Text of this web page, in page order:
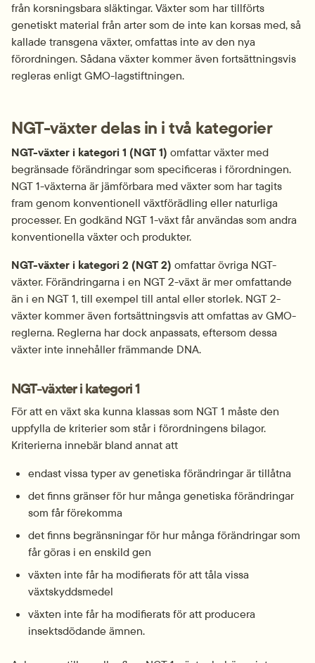
från korsningsbara släktingar. Växter som har tillförts
genetiskt material från arter som de inte kan korsas med, så
kallade transgena växter, omfattas inte av den nya
förordningen. Sådana växter kommer även fortsättningsvis
regleras enligt GMO-lagstiftningen.
NGT-växter delas in i två kategorier
NGT-växter i kategori 1 (NGT 1) omfattar växter med
begränsade förändringar som specificeras i förordningen.
NGT 1-växterna är jämförbara med växter som har tagits
fram genom konventionell växtförädling eller naturliga
processer. En godkänd NGT 1-växt får användas som andra
konventionella växter och produkter.
NGT-växter i kategori 2 (NGT 2) omfattar övriga NGT-
växter. Förändringarna i en NGT 2-växt är mer omfattande
än i en NGT 1, till exempel till antal eller storlek. NGT 2-
växter kommer även fortsättningsvis att omfattas av GMO-
reglerna. Reglerna har dock anpassats, eftersom dessa
växter inte innehåller främmande DNA.
NGT-växter i kategori 1
För att en växt ska kunna klassas som NGT 1 måste den
uppfylla de kriterier som står i förordningens bilagor.
Kriterierna innebär bland annat att
endast vissa typer av genetiska förändringar är tillåtna
det finns gränser för hur många genetiska förändringar
som får förekomma
det finns begränsningar för hur många förändringar som
får göras i en enskild gen
växten inte får ha modifierats för att tåla vissa
växtskyddsmedel
växten inte får ha modifierats för att producera
insektsdödande ämnen.